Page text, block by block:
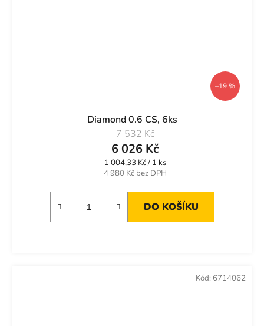
–19 %
Diamond 0.6 CS, 6ks
4 980 Kč bez DPH
6 026 Kč
7 532 Kč
Měrná
cena:
1 004,33 Kč / 1 ks
DO KOŠÍKU
Kód: 6714062